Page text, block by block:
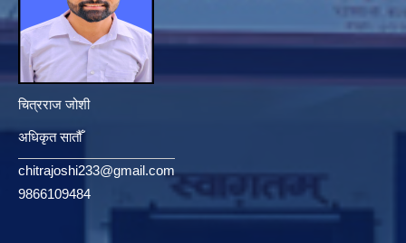
चित्रराज जोशी
अधिकृत सातौँ
chitrajoshi233@gmail.com
9866109484